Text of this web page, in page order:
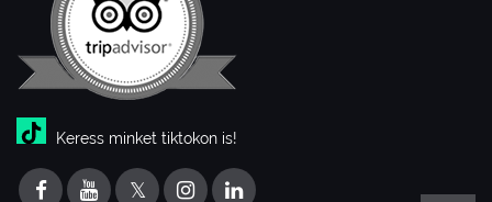
Keress minket tiktokon is!
𝕏